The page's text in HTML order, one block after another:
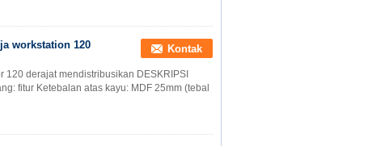
workstation 120
Kontak
derajat mendistribusikan DESKRIPSI
fitur Ketebalan atas kayu: MDF 25mm (tebal